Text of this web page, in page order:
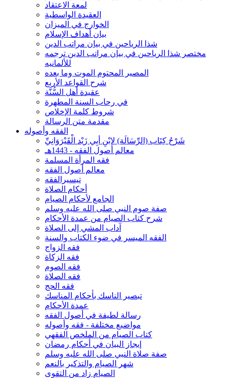
لمعة الاعتقاد
العقيدة الواسطية
الخوارج في الميزان
بيان أهداف الإسلام
شذا الرياحين في بيان مراتب الدين
مختصر شذا الرياحين في بيان مراتب الدين ترجمه
للألمانيه
المصير المحتوم الموت وما بعده
شرح القواعد الأربع
عقيدة أهل السُّنَّة
في رحاب السنة المطهرة
شروط كلمة الإخلاص
مقدمة متن الرسالة
الفقه وأصوله
شَرْحُ كِتَاب (الرِّسَالَة) لابْنِ أبِي زَيْد الْقَيْرَوَانِيِّ
معالم أصول الفقه - 1443هـ
فقه المرأة المسلمة
معالم أصول الفقه
تيسيرالفقه
أحكام الصلاة
الجامع لأحكام الصيام
صفة صوم النبي صلى الله عليه وسلم
شرح كتاب الصيام من عمدة الأحكام
آداب المشي إلى الصلاة
الفقه الميسر في ضوء الكتاب والسنة
فقه الزواج
فقه الزكاة
فقه الصوم
فقه الصلاة
فقه الحج
تبصير الناسك بأحكام المناسك
عمدة الأحكام
رسالة لطيفة في أصول الفقه
مواضيع مختلفة - فقه وأصوله
كتاب الصيام من الملخص الفقهي
إيجاز البيان في أحكام رمضان
صفة صلاة النبي صلى الله عليه وسلم
شهر الصيام والتذكير بالنعم
الصيام زاد من التقوى